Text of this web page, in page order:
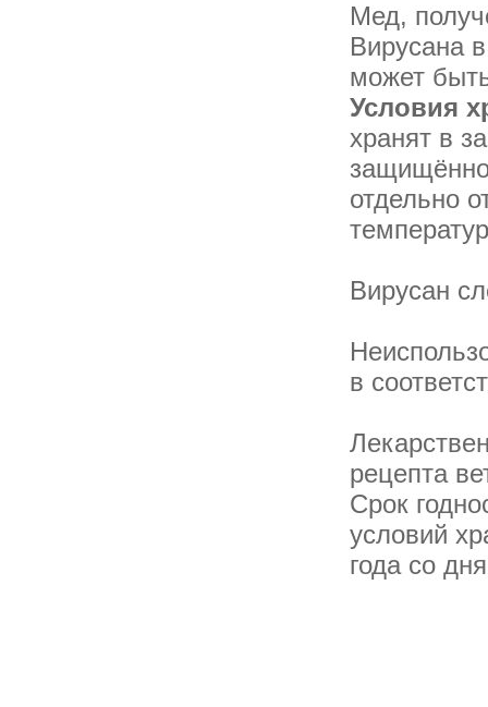
Мед,
Вирусана
может
Условия
хранят в
отдельно
Вирусан
в
рецепта
Срок
условий
года со